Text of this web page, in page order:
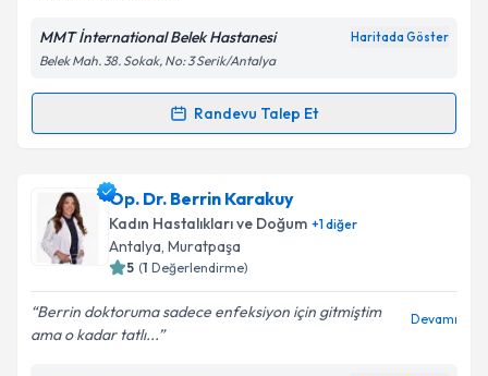
Kişisel verilerimin işlenmesine ilişkin
Aydınlatma
Metni'ni okudum ve kişisel verilerimin belirtilen
kapsamda işlenmesini kabul ediyorum.
MMT İnternational Belek Hastanesi Haritada Göster
Belek Mah. 38. Sokak, No: 3 Serik/Antalya
Randevu Talep Et
Randevu Takvimi Talebi
Op. Dr. Rıza Hakan Güralpiçin randevu takvimi
talebi oluşturun. Size bu uzmandan randevu almanız
için bir takvim hazırlandığında e-posta ile
bilgilendireceğiz.
E-posta Adresiniz
Op. Dr. Berrin Karakuy
Kadın Hastalıkları ve Doğum +1diğer
Antalya, Muratpaşa
5 (1 Değerlendirme)
Berrin doktoruma sadece enfeksiyon için gitmiştim
ama o kadar tatlı...
Devamı